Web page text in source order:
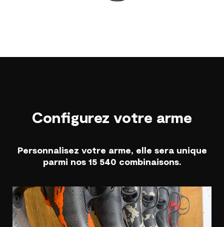
Configurez votre arme
Personnalisez votre arme, elle sera unique
parmi nos 15 540 combinaisons.